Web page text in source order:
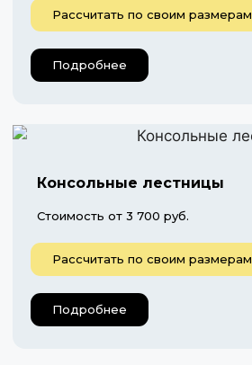
Рассчитать по своим размерам
Подробнее
Консольные лестницы
Стоимость от 3 700 руб.
Рассчитать по своим размерам
Подробнее